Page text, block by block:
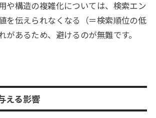
や構造の複雑化については、検索エン
を伝えられなくなる（＝検索順位の低
があるため、避けるのが無難です。
える影響